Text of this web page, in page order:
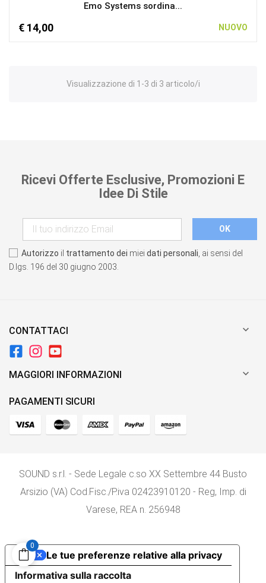
Emo Systems sordina...
€ 14,00 NUOVO
Visualizzazione di 1-3 di 3 articolo/i
Ricevi Offerte Esclusive, Promozioni E
Idee Di Stile
Autorizzo il trattamento dei miei dati personali , ai sensi del
D.lgs. 196 del 30 giugno 2003.
CONTATTACI 
MAGGIORI INFORMAZIONI 
PAGAMENTI SICURI
SOUND s.r.l. - Sede Legale c.so XX Settembre 44 Busto
Arsizio (VA) Cod.Fisc./P.iva 02423910120 - Reg, Imp. di
Varese, REA n. 256948
0
Informativa sulla raccolta
Le tue preferenze relative alla privacy